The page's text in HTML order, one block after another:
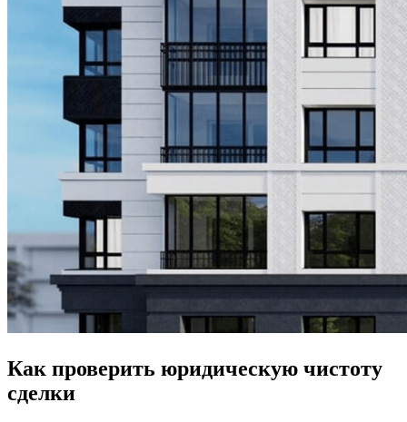
Как проверить юридическую чистоту
сделки